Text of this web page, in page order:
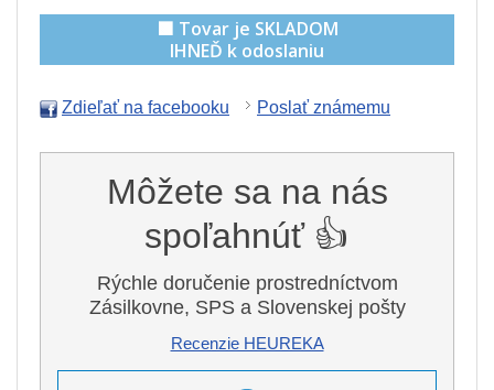
🟩 Tovar je SKLADOM
IHNEĎ k odoslaniu
Zdieľať na facebooku Poslať známemu
Môžete sa na nás
spoľahnúť 👍
Rýchle doručenie prostredníctvom
Zásilkovne, SPS a Slovenskej pošty
Recenzie HEUREKA